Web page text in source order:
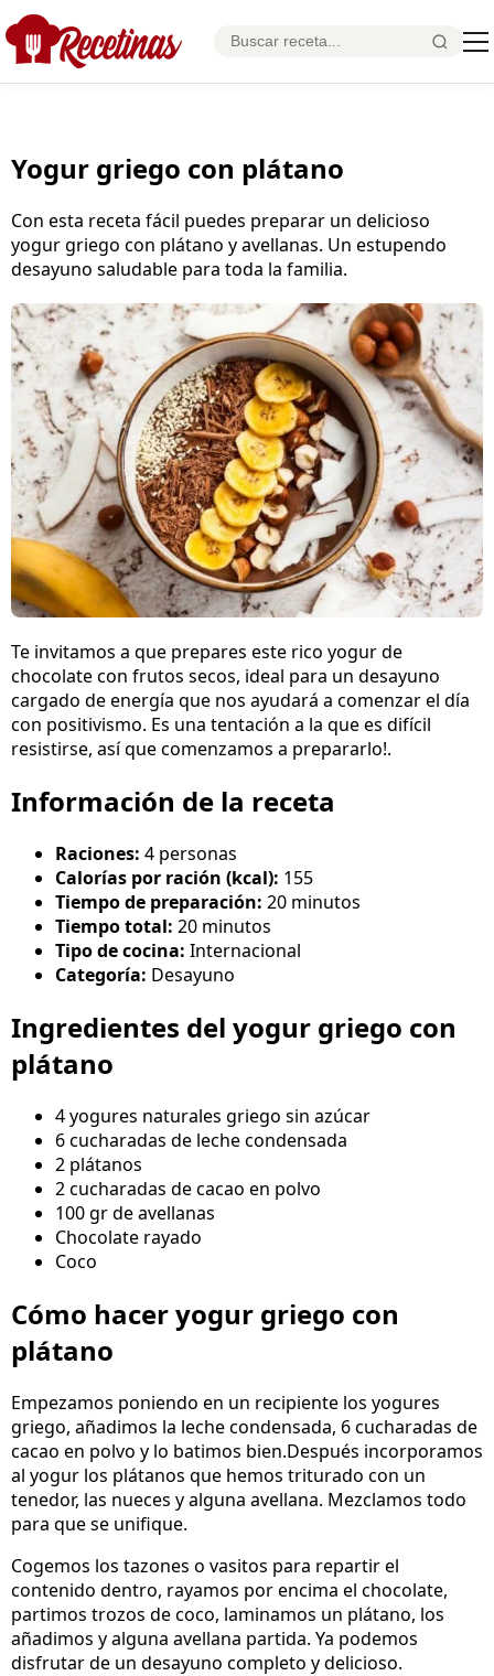
Yogur griego con plátano
Con esta receta fácil puedes preparar un delicioso
yogur griego con plátano y avellanas. Un estupendo
desayuno saludable para toda la familia.
Te invitamos a que prepares este rico yogur de
chocolate con frutos secos, ideal para un desayuno
cargado de energía que nos ayudará a comenzar el día
con positivismo. Es una tentación a la que es difícil
resistirse, así que comenzamos a prepararlo!.
Información de la receta
Raciones: 4 personas
Calorías por ración (kcal): 155
Tiempo de preparación: 20 minutos
Tiempo total: 20 minutos
Tipo de cocina: Internacional
Categoría: Desayuno
Ingredientes del yogur griego con
plátano
4 yogures naturales griego sin azúcar
6 cucharadas de leche condensada
2 plátanos
2 cucharadas de cacao en polvo
100 gr de avellanas
Chocolate rayado
Coco
Cómo hacer yogur griego con
plátano
Empezamos poniendo en un recipiente los yogures
griego, añadimos la leche condensada, 6 cucharadas de
cacao en polvo y lo batimos bien.Después incorporamos
al yogur los plátanos que hemos triturado con un
tenedor, las nueces y alguna avellana. Mezclamos todo
para que se unifique.
Cogemos los tazones o vasitos para repartir el
contenido dentro, rayamos por encima el chocolate,
partimos trozos de coco, laminamos un plátano, los
añadimos y alguna avellana partida. Ya podemos
disfrutar de un desayuno completo y delicioso.